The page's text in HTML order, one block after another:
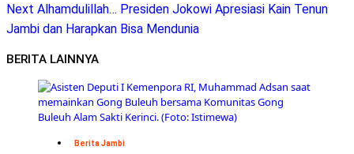
Next Alhamdulillah… Presiden Jokowi Apresiasi Kain Tenun
Jambi dan Harapkan Bisa Mendunia
BERITA LAINNYA
Berita Jambi